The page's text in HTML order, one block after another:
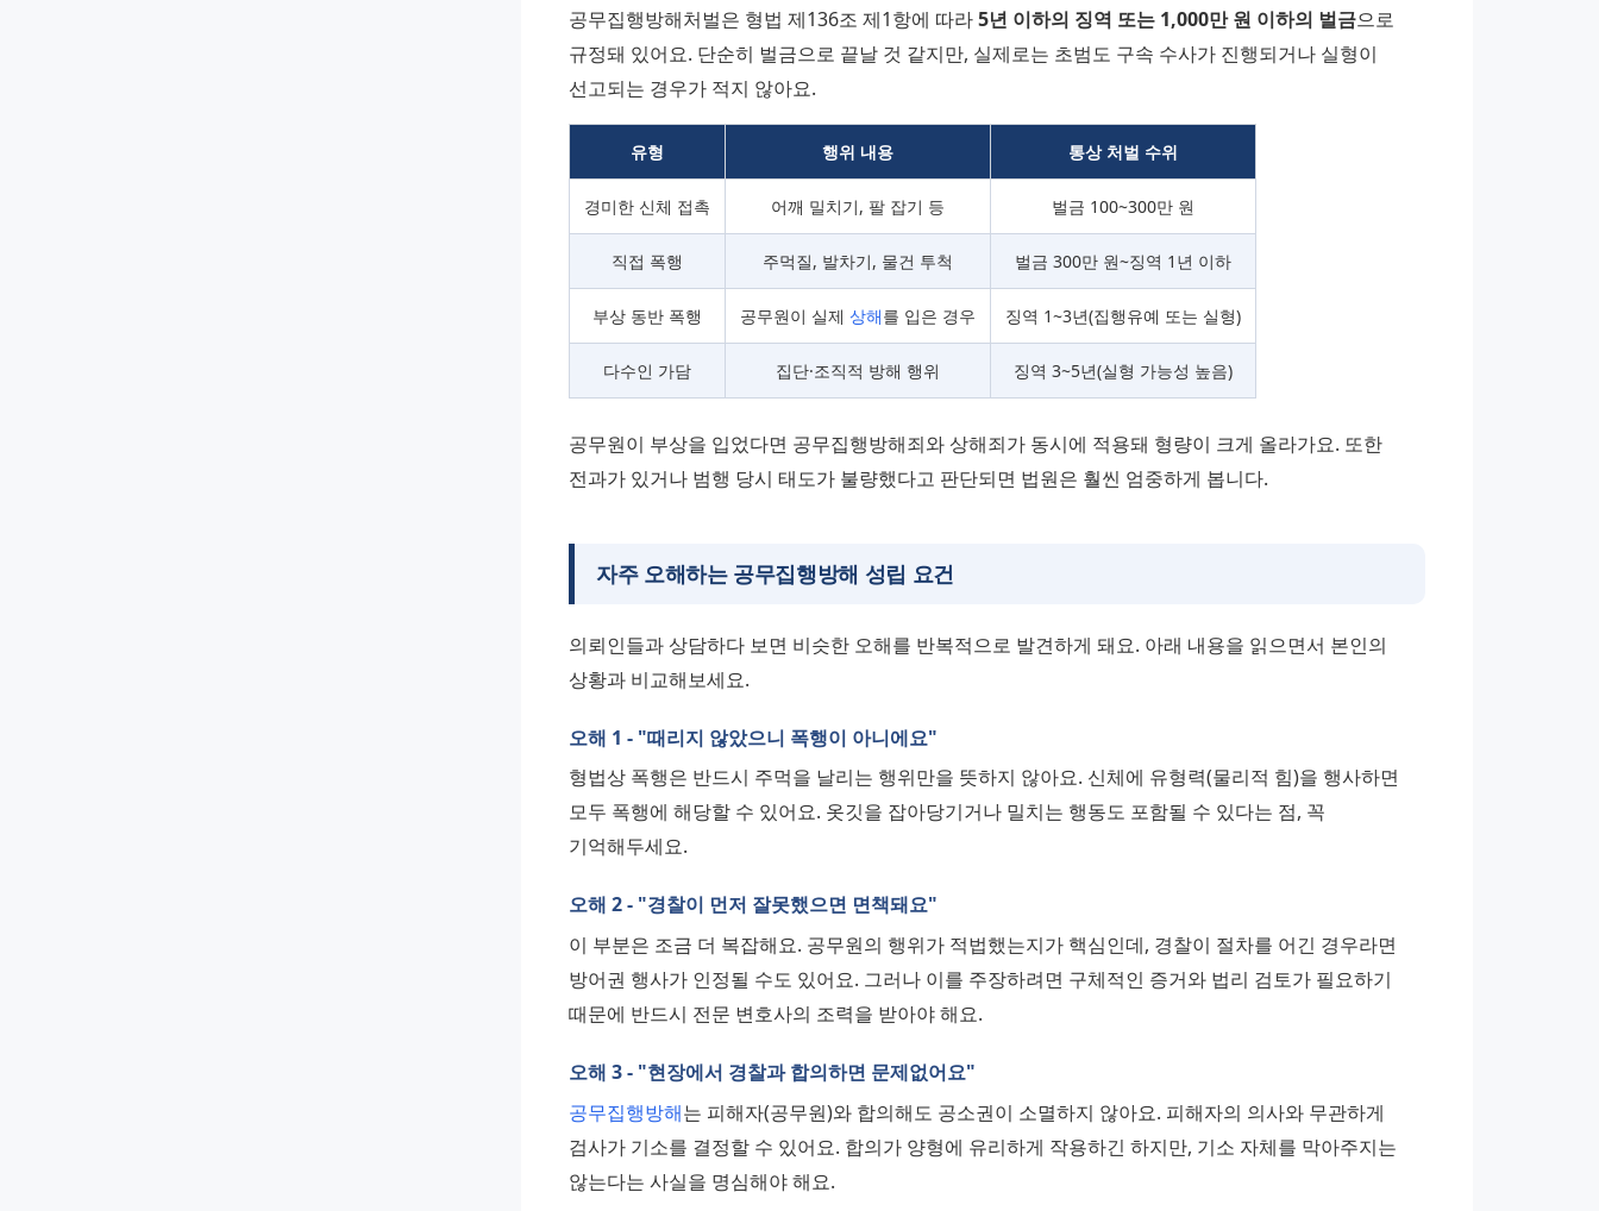
공무집행방해처벌은 형법 제136조 제1항에 따라 5년 이하의 징역 또는 1,000만 원 이하의 벌금으로
규정돼 있어요. 단순히 벌금으로 끝날 것 같지만, 실제로는 초범도 구속 수사가 진행되거나 실형이
선고되는 경우가 적지 않아요.
유형 행위 내용 통상 처벌 수위
경미한 신체 접촉 어깨 밀치기, 팔 잡기 등 벌금 100~300만 원
직접 폭행 주먹질, 발차기, 물건 투척 벌금 300만 원~징역 1년 이하
부상 동반 폭행 공무원이 실제 상해를 입은 경우 징역 1~3년(집행유예 또는 실형)
다수인 가담 집단·조직적 방해 행위 징역 3~5년(실형 가능성 높음)
공무원이 부상을 입었다면 공무집행방해죄와 상해죄가 동시에 적용돼 형량이 크게 올라가요. 또한
전과가 있거나 범행 당시 태도가 불량했다고 판단되면 법원은 훨씬 엄중하게 봅니다.
자주 오해하는 공무집행방해 성립 요건
의뢰인들과 상담하다 보면 비슷한 오해를 반복적으로 발견하게 돼요. 아래 내용을 읽으면서 본인의
상황과 비교해보세요.
오해 1 - "때리지 않았으니 폭행이 아니에요"
형법상 폭행은 반드시 주먹을 날리는 행위만을 뜻하지 않아요. 신체에 유형력(물리적 힘)을 행사하면
모두 폭행에 해당할 수 있어요. 옷깃을 잡아당기거나 밀치는 행동도 포함될 수 있다는 점, 꼭
기억해두세요.
오해 2 - "경찰이 먼저 잘못했으면 면책돼요"
이 부분은 조금 더 복잡해요. 공무원의 행위가 적법했는지가 핵심인데, 경찰이 절차를 어긴 경우라면
방어권 행사가 인정될 수도 있어요. 그러나 이를 주장하려면 구체적인 증거와 법리 검토가 필요하기
때문에 반드시 전문 변호사의 조력을 받아야 해요.
오해 3 - "현장에서 경찰과 합의하면 문제없어요"
공무집행방해는 피해자(공무원)와 합의해도 공소권이 소멸하지 않아요. 피해자의 의사와 무관하게
검사가 기소를 결정할 수 있어요. 합의가 양형에 유리하게 작용하긴 하지만, 기소 자체를 막아주지는
않는다는 사실을 명심해야 해요.